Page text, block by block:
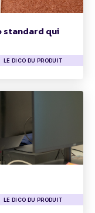
standard qui
LE DICO DU PRODUIT
LE DICO DU PRODUIT